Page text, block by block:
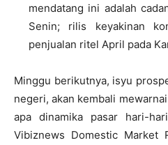
mendatang ini adalah
Senin; rilis keyakinan
penjualan ritel April pada
Minggu berikutnya, isyu
negeri, akan kembali
apa dinamika pasar hari-
Vibiznews Domestic Market